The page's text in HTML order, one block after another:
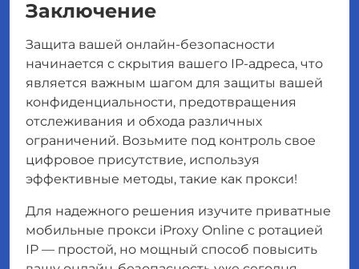
Заключение
Защита вашей онлайн-безопасности
начинается с скрытия вашего IP-адреса, что
является важным шагом для защиты вашей
конфиденциальности, предотвращения
отслеживания и обхода различных
ограничений. Возьмите под контроль свое
цифровое присутствие, используя
эффективные методы, такие как прокси!
Для надежного решения изучите приватные
мобильные прокси iProxy Online с ротацией
IP — простой, но мощный способ повысить